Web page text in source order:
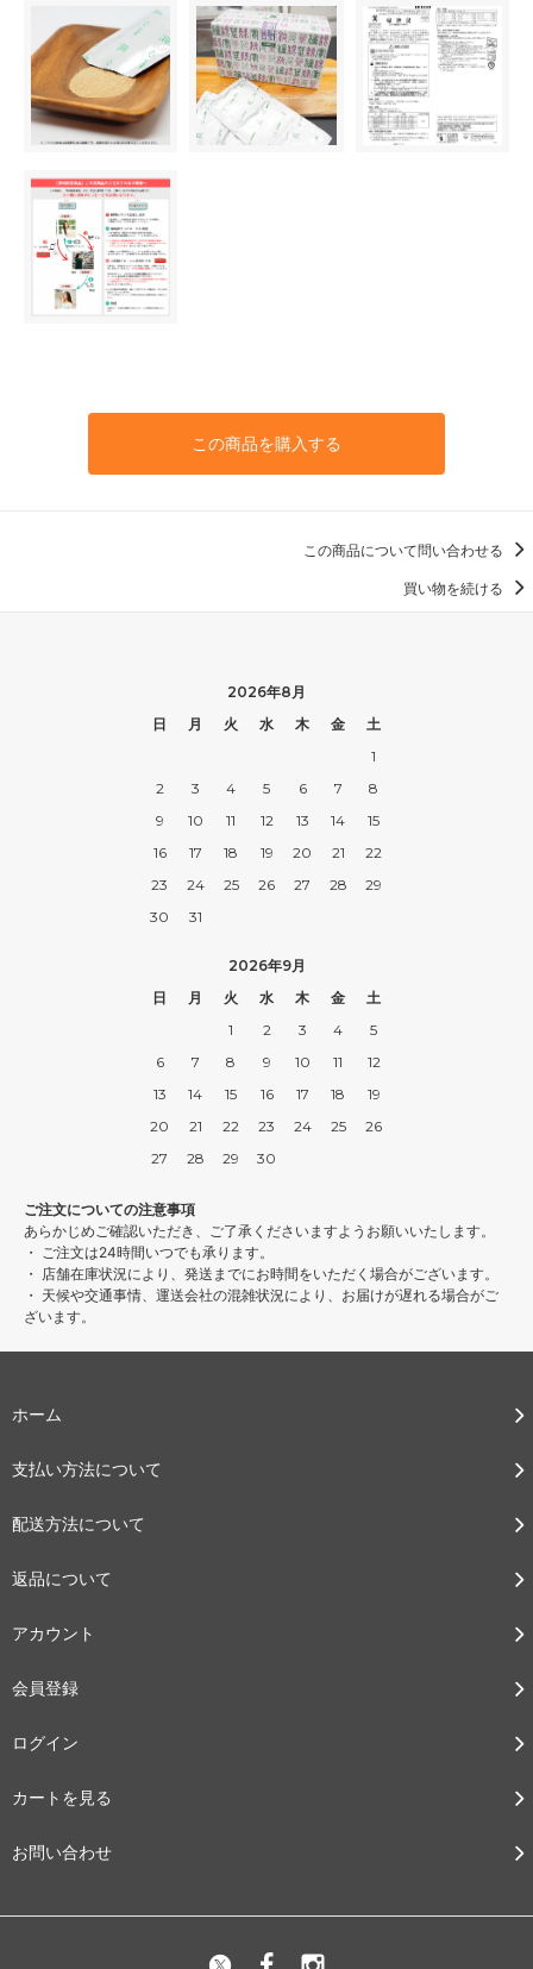
この商品を購入する
この商品について問い合わせる
買い物を続ける
2026年8月
日
月 火 水 木 金
土
1
2
3 4 5 6 7
8
9
10 11 12 13 14
15
16
17 18 19 20 21
22
23
24 25 26 27 28
29
30
31
2026年9月
日
月 火 水 木 金
土
1
2 3 4
5
6
7 8 9 10 11
12
13
14 15 16 17 18
19
20
21 22 23 24 25
26
27
28 29 30
ご注文についての注意事項
あらかじめご確認いただき、ご了承くださいますようお願いいたします。
・ ご注文は24時間いつでも承ります。
・ 店舗在庫状況により、発送までにお時間をいただく場合がございます。
・ 天候や交通事情、運送会社の混雑状況により、お届けが遅れる場合がご
ざいます。
ホーム
支払い方法について
配送方法について
返品について
アカウント
会員登録
ログイン
カートを見る
お問い合わせ